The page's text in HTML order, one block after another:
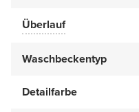
Überlauf
Waschbeckentyp
Detailfarbe